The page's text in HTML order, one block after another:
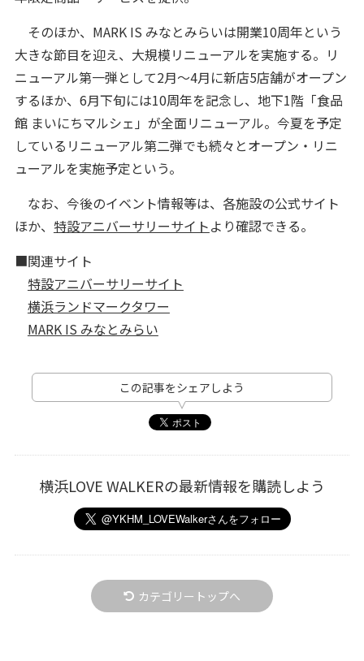
そのほか、MARK IS みなとみらいは開業10周年という
大きな節目を迎え、大規模リニューアルを実施する。リ
ニューアル第一弾として2月～4月に新店5店舗がオープン
するほか、6月下旬には10周年を記念し、地下1階「食品
館 まいにちマルシェ」が全面リニューアル。今夏を予定
しているリニューアル第二弾でも続々とオープン・リニ
ューアルを実施予定という。
なお、今後のイベント情報等は、各施設の公式サイト
ほか、 特設アニバーサリーサイトより確認できる。
■関連サイト
特設アニバーサリーサイト
横浜ランドマークタワー
MARK IS みなとみらい
この記事をシェアしよう
横浜LOVE WALKERの最新情報を購読しよう
カテゴリートップへ